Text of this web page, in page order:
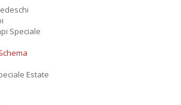
Speciale
Estate